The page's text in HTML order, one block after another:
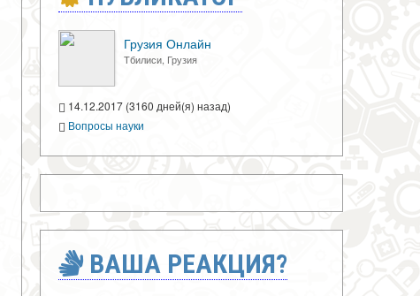
Грузия Онлайн
Тбилиси, Грузия
14.12.2017 (3160 дней(я) назад)
Вопросы науки
ВАША РЕАКЦИЯ?